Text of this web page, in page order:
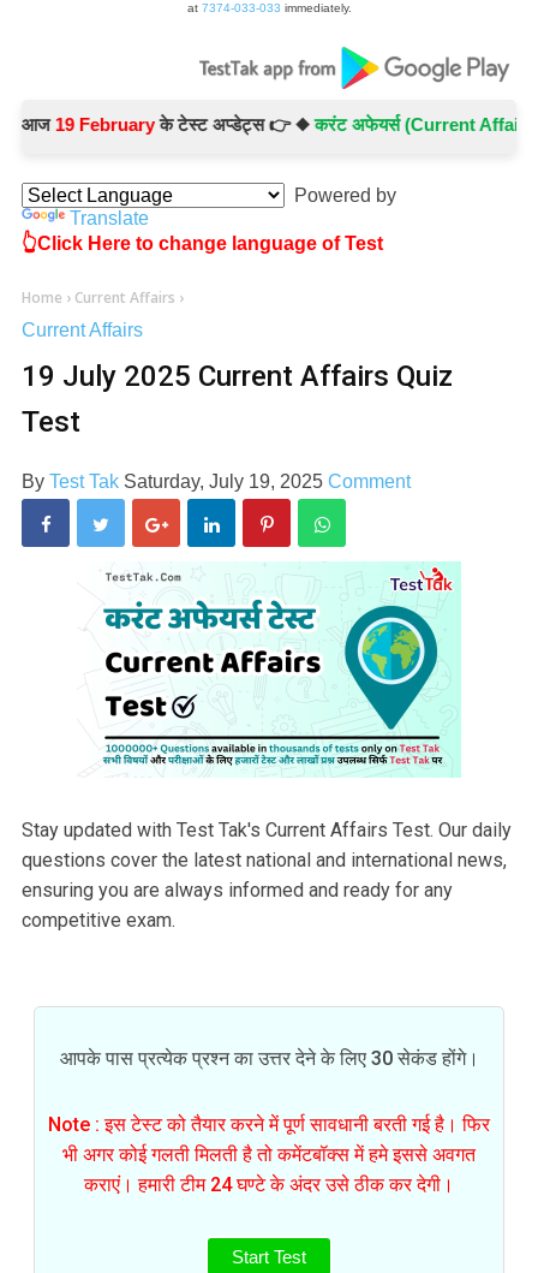
at 7374-033-033 immediately.
19 Februaryके टेस्ट अप्डेट्स 👉 ◆करंट अफेयर्स (Current Affairs) -
Powered by
Translate
👆Click Here to change language of Test
Home › Current Affairs ›
Current Affairs
19 July 2025 Current Affairs Quiz
Test
By Test Tak Saturday, July 19, 2025 Comment
Stay updated with Test Tak's Current Affairs Test. Our daily
questions cover the latest national and international news,
ensuring you are always informed and ready for any
competitive exam.
आपके पास प्रत्येक प्रश्न का उत्तर देने के लिए 30 सेकंड होंगे।
Note : इस टेस्ट को तैयार करने में पूर्ण सावधानी बरती गई है। फिर
भी अगर कोई गलती मिलती है तो कमेंटबॉक्स में हमे इससे अवगत
कराएं। हमारी टीम 24 घण्टे के अंदर उसे ठीक कर देगी।
Start Test